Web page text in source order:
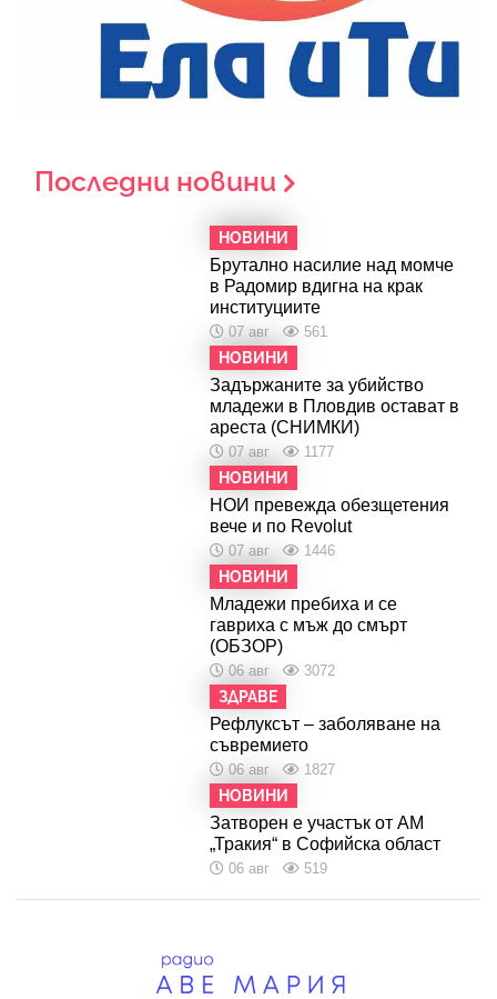
Последни новини
НОВИНИ
Брутално насилие над момче
в Радомир вдигна на крак
институциите
07 авг 561
НОВИНИ
Задържаните за убийство
младежи в Пловдив остават в
ареста (СНИМКИ)
07 авг 1177
НОВИНИ
НОИ превежда обезщетения
вече и по Revolut
07 авг 1446
НОВИНИ
Младежи пребиха и се
гавриха с мъж до смърт
(ОБЗОР)
06 авг 3072
ЗДРАВЕ
Рефлуксът – заболяване на
съвремието
06 авг 1827
НОВИНИ
Затворен е участък от АМ
„Тракия“ в Софийска област
06 авг 519